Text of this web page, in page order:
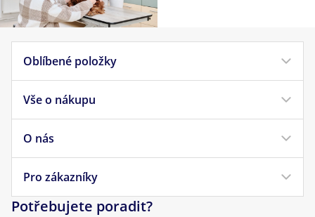
Oblíbené položky
Krmivo pro psy
Krmivo pro kočky
Pamlsky pro psy
Vše o nákupu
Doprava a platba
Obchodní podmínky
Reklamace a vrácení
O nás
Náš příběh
Pro zákazníky
Potřebujete poradit?